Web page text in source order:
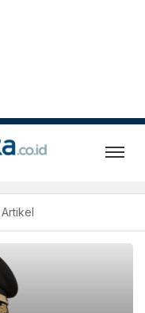
Artikel